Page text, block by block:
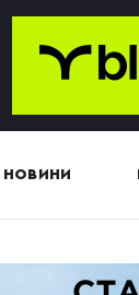
НОВИНИ